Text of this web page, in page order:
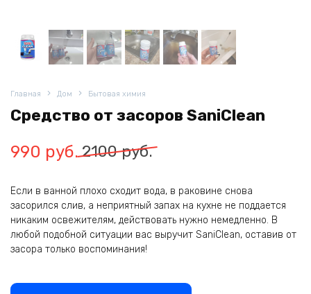
Главная Дом Бытовая химия
Средство от засоров SaniClean
2100руб.
Первоначальная
составляла
2100
руб..
990 руб.
Текущая
990
руб..
Если в ванной плохо сходит вода, в раковине снова
засорился слив, а неприятный запах на кухне не поддается
никаким освежителям, действовать нужно немедленно. В
любой подобной ситуации вас выручит SaniClean, оставив от
засора только воспоминания!